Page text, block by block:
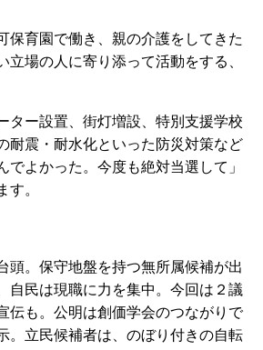
育園で働き、親の介護をしてきた
立場の人に寄り添って活動をする、
ー設置、街灯増設、特別支援学校
耐震・耐水化といった防災対策など
でよかった。今度も絶対当選して」
す。
。保守地盤を持つ無所属候補が出
自民は現職に力を集中。今回は２議
伝も。公明は創価学会のつながりで
。立民候補者は、のぼり付きの自転